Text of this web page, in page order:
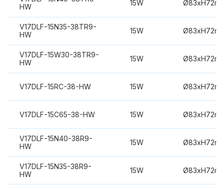
HW
15W
V17DLF-15N35-38TR9-
HW
15W
V17DLF-15W30-38TR9-
HW
15W
V17DLF-15RC-38-HW 15W
V17DLF-15C65-38-HW 15W
V17DLF-15N40-38R9-
HW
15W
V17DLF-15N35-38R9-
HW
15W